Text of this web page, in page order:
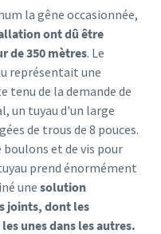
la gêne occasionnée,
ont dû être
de 350 mètres. Le
représentait une
de la demande de
un tuyau d'un large
de trous de 8 pouces.
et de vis pour
prend énormément
une solution
joints, dont les
unes dans les autres.